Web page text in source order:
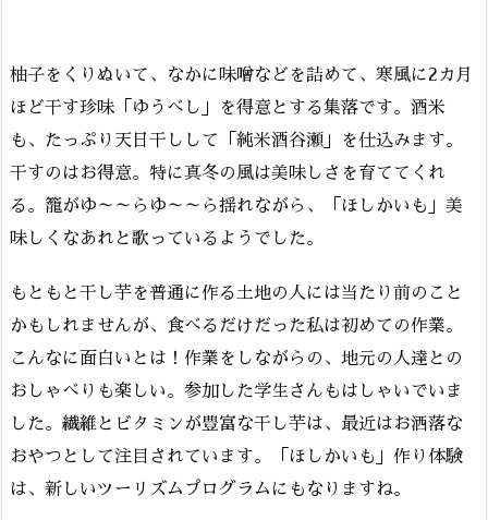
柚子をくりぬいて、なかに味噌などを詰めて、寒風に2カ月
ほど干す珍味「ゆうべし」を得意とする集落です。酒米
も、たっぷり天日干しして「純米酒谷瀬」を仕込みます。
干すのはお得意。特に真冬の風は美味しさを育ててくれ
る。籠がゆ～～らゆ～～ら揺れながら、「ほしかいも」美
味しくなあれと歌っているようでした。
もともと干し芋を普通に作る土地の人には当たり前のこと
かもしれませんが、食べるだけだった私は初めての作業。
こんなに面白いとは！作業をしながらの、地元の人達との
おしゃべりも楽しい。参加した学生さんもはしゃいでいま
した。繊維とビタミンが豊富な干し芋は、最近はお洒落な
おやつとして注目されています。「ほしかいも」作り体験
は、新しいツーリズムプログラムにもなりますね。